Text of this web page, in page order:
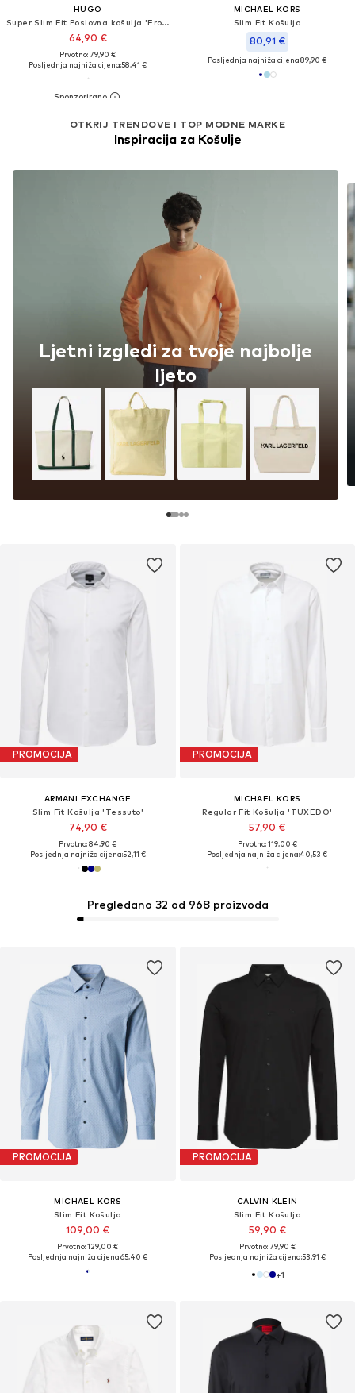
HUGO
Super Slim Fit Poslovna košulja 'Erondo'
64,90 €
Prvotno: 79,90 €
Posljednja najniža cijena:58,41 €
MICHAEL KORS
Slim Fit Košulja
80,91 €
Posljednja najniža cijena:89,90 €
OTKRIJ TRENDOVE I TOP MODNE MARKE
Inspiracija za Košulje
Ljetni izgledi za tvoje najbolje
ljeto
PROMOCIJA
ARMANI EXCHANGE
Slim Fit Košulja 'Tessuto'
74,90 €
Prvotno: 84,90 €
Posljednja najniža cijena:52,11 €
PROMOCIJA
MICHAEL KORS
Regular Fit Košulja 'TUXEDO'
57,90 €
Prvotno: 119,00 €
Posljednja najniža cijena:40,53 €
PROMOCIJA
MICHAEL KORS
Slim Fit Košulja
109,00 €
Prvotno: 129,00 €
Posljednja najniža cijena:65,40 €
PROMOCIJA
CALVIN KLEIN
Slim Fit Košulja
59,90 €
Prvotno: 79,90 €
Posljednja najniža cijena:53,91 €
+1
Pregledano 32 od 968 proizvoda